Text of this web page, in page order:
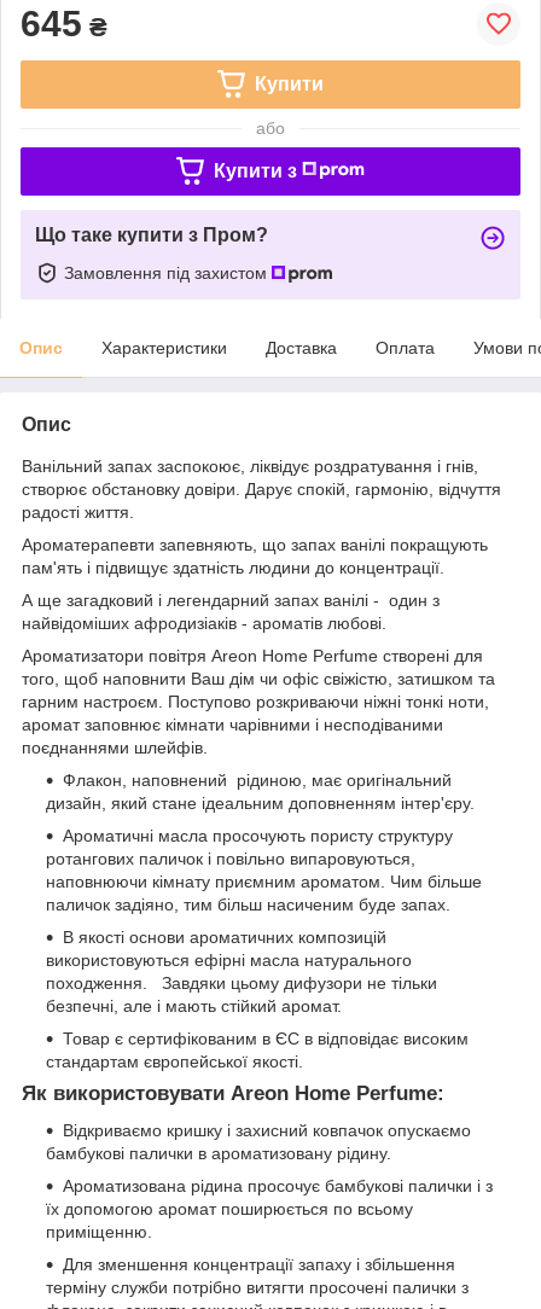
645 ₴
Купити
або
Купити з
Що таке купити з Пром?
Замовлення під захистом
Опис Характеристики Доставка Оплата Умови
Опис
Ванільний запах заспокоює, ліквідує роздратування і гнів,
створює обстановку довіри. Дарує спокій, гармонію, відчуття
радості життя.
Ароматерапевти запевняють, що запах ванілі покращують
пам'ять і підвищує здатність людини до концентрації.
А ще загадковий і легендарний запах ванілі - один з
найвідоміших афродизіаків - ароматів любові.
Ароматизатори повітря Areon Home Perfume створені для
того, щоб наповнити Ваш дім чи офіс свіжістю, затишком та
гарним настроєм. Поступово розкриваючи ніжні тонкі ноти,
аромат заповнює кімнати чарівними і несподіваними
поєднаннями шлейфів.
Флакон, наповнений рідиною, має оригінальний
дизайн, який стане ідеальним доповненням інтер'єру.
Ароматичні масла просочують пористу структуру
ротангових паличок і повільно випаровуються,
наповнюючи кімнату приємним ароматом. Чим більше
паличок задіяно, тим більш насиченим буде запах.
В якості основи ароматичних композицій
використовуються ефірні масла натурального
походження. Завдяки цьому дифузори не тільки
безпечні, але і мають стійкий аромат.
Товар є сертифікованим в ЄС в відповідає високим
стандартам європейської якості.
Як використовувати Areon Home Perfume:
Відкриваємо кришку і захисний ковпачок опускаємо
бамбукові палички в ароматизовану рідину.
Ароматизована рідина просочує бамбукові палички і з
їх допомогою аромат поширюється по всьому
приміщенню.
Для зменшення концентрації запаху і збільшення
терміну служби потрібно витягти просочені палички з